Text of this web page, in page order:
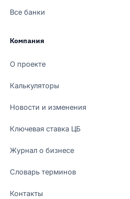
Все банки
Компания
О проекте
Калькуляторы
Новости и изменения
Ключевая ставка ЦБ
Журнал о бизнесе
Словарь терминов
Контакты